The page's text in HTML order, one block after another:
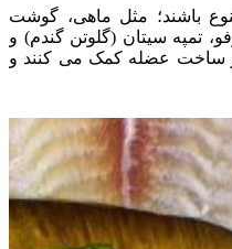
باشند؛ مثل ماهی، گوشت
تمپه سیتان (گلوتن گندم) و
و ساخت عضله کمک می کنند و